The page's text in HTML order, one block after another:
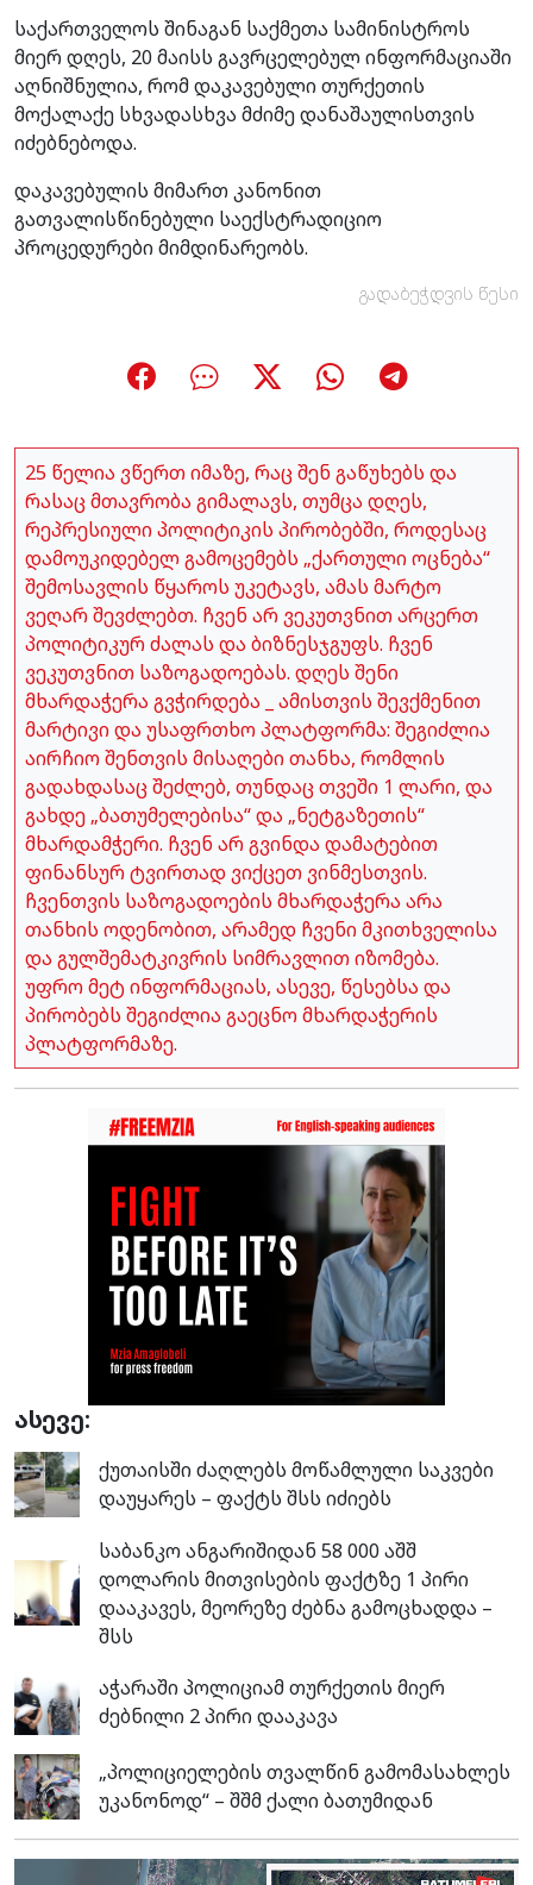
საქართველოს შინაგან საქმეთა სამინისტროს
მიერ დღეს, 20 მაისს გავრცელებულ ინფორმაციაში
აღნიშნულია, რომ დაკავებული თურქეთის
მოქალაქე სხვადასხვა მძიმე დანაშაულისთვის
იძებნებოდა.
დაკავებულის მიმართ კანონით
გათვალისწინებული საექსტრადიციო
პროცედურები მიმდინარეობს.
გადაბეჭდვის წესი
25 წელია ვწერთ იმაზე, რაც შენ გაწუხებს და
რასაც მთავრობა გიმალავს, თუმცა დღეს,
რეპრესიული პოლიტიკის პირობებში, როდესაც
დამოუკიდებელ გამოცემებს „ქართული ოცნება“
შემოსავლის წყაროს უკეტავს, ამას მარტო
ვეღარ შევძლებთ. ჩვენ არ ვეკუთვნით არცერთ
პოლიტიკურ ძალას და ბიზნესჯგუფს. ჩვენ
ვეკუთვნით საზოგადოებას. დღეს შენი
მხარდაჭერა გვჭირდება _ ამისთვის შევქმენით
მარტივი და უსაფრთხო პლატფორმა: შეგიძლია
აირჩიო შენთვის მისაღები თანხა, რომლის
გადახდასაც შეძლებ, თუნდაც თვეში 1 ლარი, და
გახდე „ბათუმელებისა“ და „ნეტგაზეთის“
მხარდამჭერი. ჩვენ არ გვინდა დამატებით
ფინანსურ ტვირთად ვიქცეთ ვინმესთვის.
ჩვენთვის საზოგადოების მხარდაჭერა არა
თანხის ოდენობით, არამედ ჩვენი მკითხველისა
და გულშემატკივრის სიმრავლით იზომება.
უფრო მეტ ინფორმაციას, ასევე, წესებსა და
პირობებს შეგიძლია გაეცნო მხარდაჭერის
პლატფორმაზე.
ასევე:
ქუთაისში ძაღლებს მოწამლული საკვები
დაუყარეს – ფაქტს შსს იძიებს
საბანკო ანგარიშიდან 58 000 აშშ
დოლარის მითვისების ფაქტზე 1 პირი
დააკავეს, მეორეზე ძებნა გამოცხადდა –
შსს
აჭარაში პოლიციამ თურქეთის მიერ
ძებნილი 2 პირი დააკავა
„პოლიციელების თვალწინ გამომასახლეს
უკანონოდ“ – შშმ ქალი ბათუმიდან